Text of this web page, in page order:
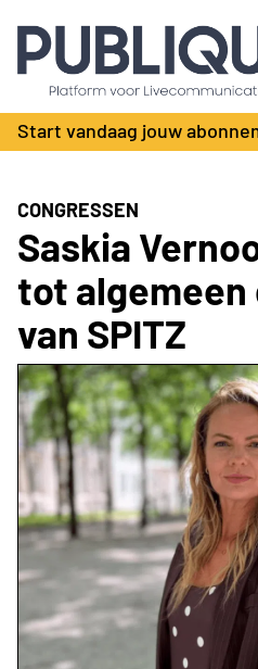
Industry Dashboard
Vacatures
Kalender
Producten
Bedrijvengids
Locatie Finder
Contact
Over ons
Adverteren
Abonnementen
Start vandaag jouw
CONGRESSEN
Saskia
tot
van SPITZ